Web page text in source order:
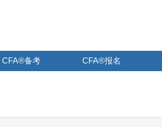
CFA®备考 CFA®报名